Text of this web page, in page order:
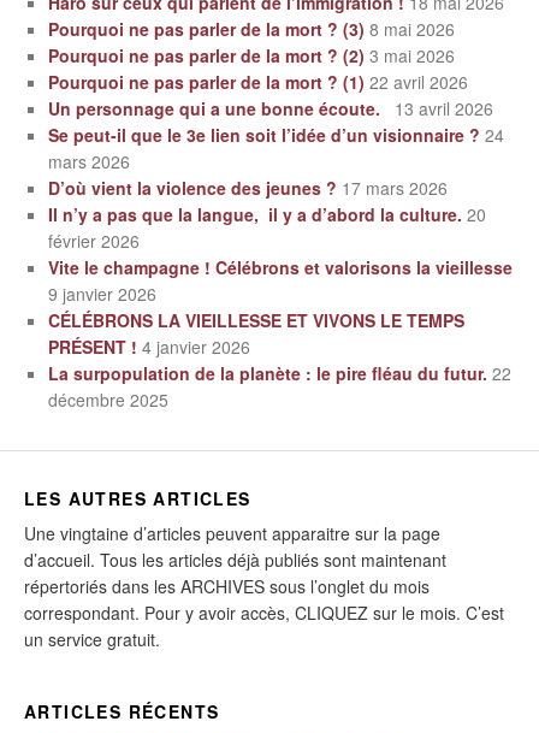
Pourquoi ne pas parler de la mort ? (3) 8 mai 2026
Pourquoi ne pas parler de la mort ? (2) 3 mai 2026
Pourquoi ne pas parler de la mort ? (1) 22 avril 2026
Un personnage qui a une bonne écoute.
13 avril 2026
Se peut-il que le 3e lien soit l’idée d’un visionnaire ? 24
mars 2026
D’où vient la violence des jeunes ? 17 mars 2026
Il n’y a pas que la langue, il y a d’abord la culture. 20
février 2026
Vite le champagne ! Célébrons et valorisons la vieillesse
9 janvier 2026
CÉLÉBRONS LA VIEILLESSE ET VIVONS LE TEMPS
PRÉSENT ! 4 janvier 2026
La surpopulation de la planète : le pire fléau du futur. 22
décembre 2025
LES AUTRES ARTICLES
Une vingtaine d’articles peuvent apparaitre sur la page
d’accueil. Tous les articles déjà publiés sont maintenant
répertoriés dans les ARCHIVES sous l’onglet du mois
correspondant. Pour y avoir accès, CLIQUEZ sur le mois. C’est
un service gratuit.
ARTICLES RÉCENTS